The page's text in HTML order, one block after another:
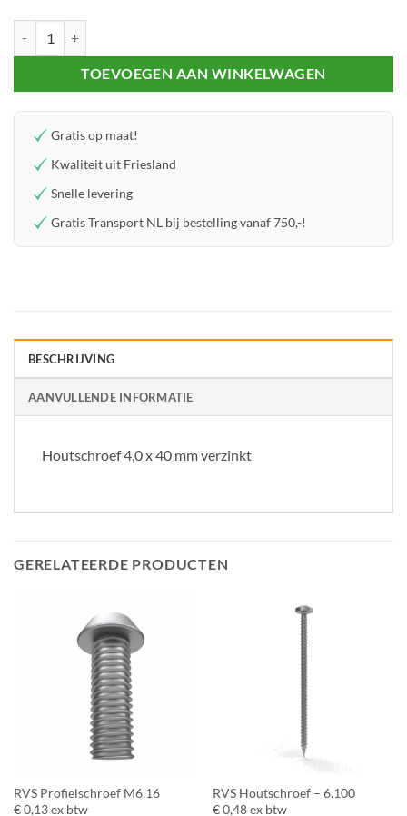
TOEVOEGEN AAN WINKELWAGEN
Gratis op maat!
Kwaliteit uit Friesland
Snelle levering
Gratis Transport NL bij bestelling vanaf 750,-!
BESCHRIJVING
AANVULLENDE INFORMATIE
Houtschroef 4,0 x 40 mm verzinkt
GERELATEERDE PRODUCTEN
RVS Profielschroef M6.16
€0,13 ex btw
RVS Houtschroef – 6.100
€0,48 ex btw